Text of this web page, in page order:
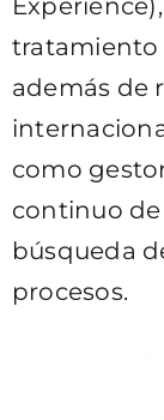
tratamiento
además de
como
continuo de
búsqueda
procesos.